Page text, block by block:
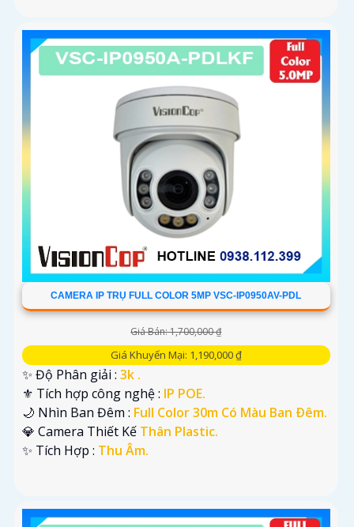
CAMERA IP TRỤ FULL COLOR 5MP VSC-IP0950AV-PDL
Giá Bán: 1,700,000 ₫
Giá Khuyến Mại: 1,190,000 ₫
✨ Độ Phân giải : 3k .
⚜️ Tích hợp công nghệ : IP POE.
🌙 Nhìn Ban Đêm : Full Color 30m Có Màu Ban Ðêm.
💎 Camera Thiết Kế Thân Plastic.
️✨ Tích Hợp : Thu Âm.